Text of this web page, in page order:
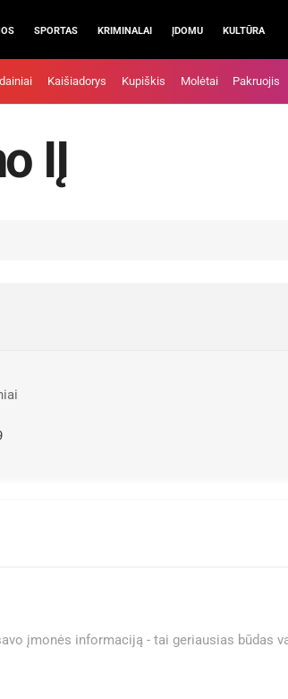
SPORTAS KRIMINALAI ĮDOMU KULTŪRA
Kaišiadorys Kupiškis Molėtai Pakruojis
IĮ
įmonės informaciją - tai geriausias būdas